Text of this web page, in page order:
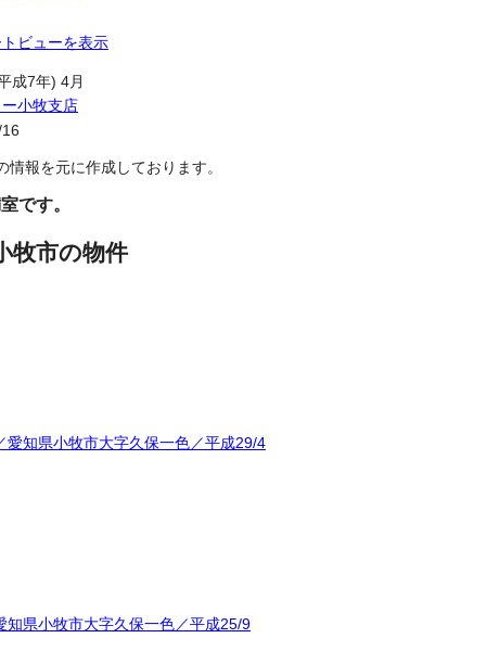
ビューを表示
成7年) 4月
小牧支店
報を元に作成しております。
です。
牧市の物件
知県小牧市大字久保一色／平成29/4
県小牧市大字久保一色／平成25/9